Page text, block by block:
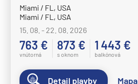
Miami / FL, USA
Miami / FL, USA
15. 08. - 22. 08. 2026
763 €
vnútorná
873 €
s oknom
1 443 €
balkónová
Detail plavby Mapa